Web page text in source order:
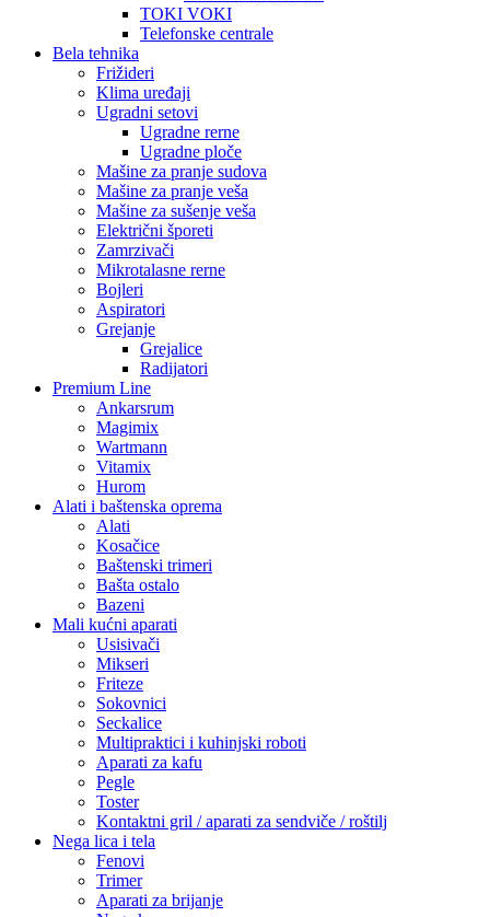
TOKI VOKI
Telefonske centrale
Bela tehnika
Frižideri
Klima uređaji
Ugradni setovi
Ugradne rerne
Ugradne ploče
Mašine za pranje sudova
Mašine za pranje veša
Mašine za sušenje veša
Električni šporeti
Zamrzivači
Mikrotalasne rerne
Bojleri
Aspiratori
Grejanje
Grejalice
Radijatori
Premium Line
Ankarsrum
Magimix
Wartmann
Vitamix
Hurom
Alati i baštenska oprema
Alati
Kosačice
Baštenski trimeri
Bašta ostalo
Bazeni
Mali kućni aparati
Usisivači
Mikseri
Friteze
Sokovnici
Seckalice
Multipraktici i kuhinjski roboti
Aparati za kafu
Pegle
Toster
Kontaktni gril / aparati za sendviče / roštilj
Nega lica i tela
Fenovi
Trimer
Aparati za brijanje